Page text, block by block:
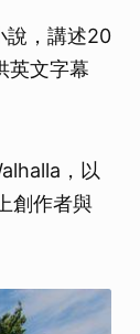
說，講述20
英文字幕
，以
創作者與